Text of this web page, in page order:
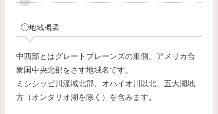
①地域概要
中西部とはグレートプレーンズの東側、アメリカ合
衆国中央北部をさす地域名です。
ミシシッピ川流域北部、オハイオ川以北、五大湖地
方（オンタリオ湖を除く）を含みます。